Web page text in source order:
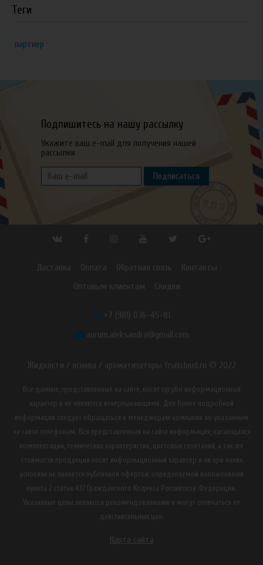
Теги
партнер
Подпишитесь на нашу рассылку
Укажите ваш e-mail для получения нашей
рассылки
Подписаться
Доставка Оплата Обратная связь
Контакты
Оптовым клиентам
Скидки
+7 (981) 036-45-81
aurum.aleksandra@gmail.com
Жидкости / основа / ароматизаторы fruitcloud.ru © 2022
Все данные, представленные на сайте, носят сугубо информационный
характер и не являются исчерпывающими. Для более подробной
информации следует обращаться к менеджерам компании по указанным
на сайте телефонам. Вся представленная на сайте информация, касающаяся
комплектации, технических характеристик, цветовых сочетаний, а так же
стоимости продукции носит информационный характер и ни при каких
условиях не является публичной офертой, определяемой положениями
пункта 2 статьи 437 Гражданского Кодекса Российской Федерации.
Указанные цены являются рекомендованными и могут отличаться от
действительных цен.
Карта сайта